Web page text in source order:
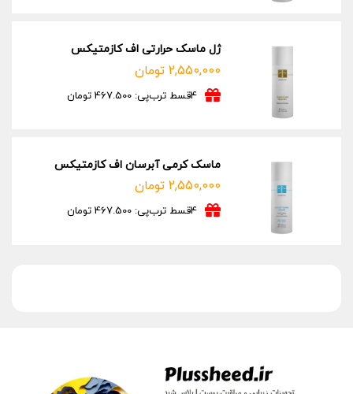
ژل ماسک حرارتی اف کازمتیکس
2,550,000 تومان
4قسط ترب‌پی: 467.500 تومان
ماسک کرمی آبرسان اف کازمتیکس
2,550,000 تومان
4قسط ترب‌پی: 467.500 تومان